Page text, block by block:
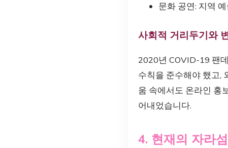
문화 공연: 지역
사회적 거리두기와
2020년 COVID-19 팬
수칙을 준수해야 했고,
움 속에서도 온라인 홍
어내었습니다.
4. 현재의 자라